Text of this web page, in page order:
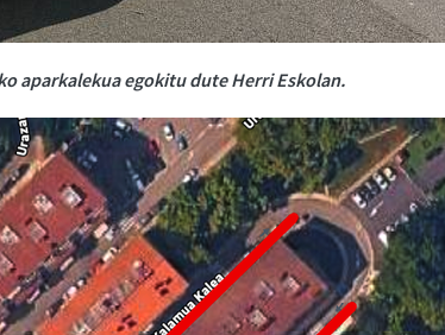
aparkalekua egokitu dute Herri Eskolan.